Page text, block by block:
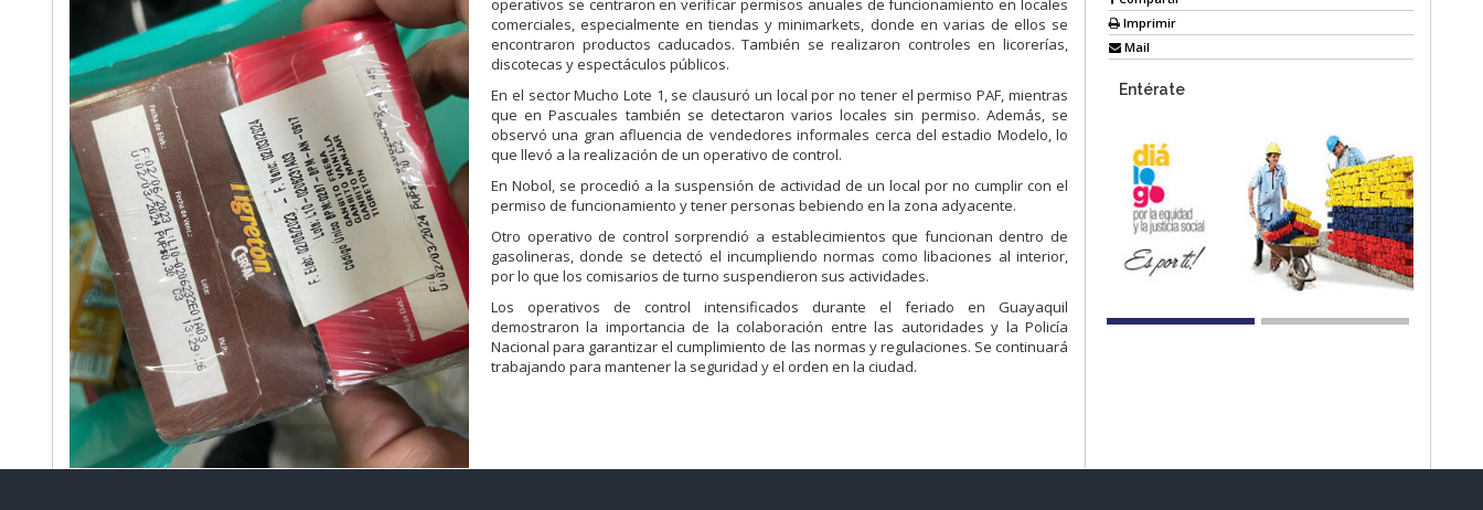
operativos se centraron en verificar permisos anuales de funcionamiento en locales
comerciales, especialmente en tiendas y minimarkets, donde en varias de ellos se
encontraron productos caducados. También se realizaron controles en licorerías,
discotecas y espectáculos públicos.
En el sector Mucho Lote 1, se clausuró un local por no tener el permiso PAF, mientras
que en Pascuales también se detectaron varios locales sin permiso. Además, se
observó una gran afluencia de vendedores informales cerca del estadio Modelo, lo
que llevó a la realización de un operativo de control.
En Nobol, se procedió a la suspensión de actividad de un local por no cumplir con el
permiso de funcionamiento y tener personas bebiendo en la zona adyacente.
Otro operativo de control sorprendió a establecimientos que funcionan dentro de
gasolineras, donde se detectó el incumpliendo normas como libaciones al interior,
por lo que los comisarios de turno suspendieron sus actividades.
Los operativos de control intensificados durante el feriado en Guayaquil
demostraron la importancia de la colaboración entre las autoridades y la Policía
Nacional para garantizar el cumplimiento de las normas y regulaciones. Se continuará
trabajando para mantener la seguridad y el orden en la ciudad.
Imprimir
Mail
Entérate